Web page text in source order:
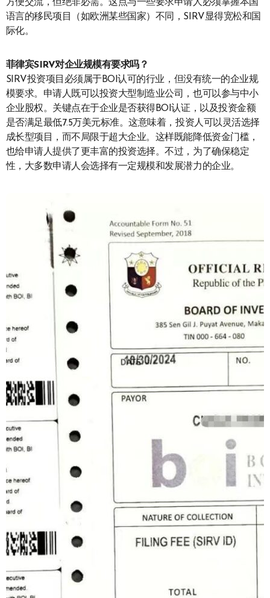
方便交流，但绝非必需。这点与一些要求申请人必须掌握本国
语言的移民项目（如欧洲某些国家）不同，SIRV显得宽松和国
际化。
菲律宾SIRV对企业规模有要求吗？
SIRV投资项目必须属于BOI认可的行业，但没有统一的企业规
模要求。申请人既可以投资大型制造业公司，也可以参与中小
企业股权。关键点在于企业是否获得BOI认证，以及投资金额
是否满足最低7.5万美元标准。这意味着，投资人可以灵活选择
成长型项目，而不局限于超大企业。这样既能降低资金门槛，
也给申请人提供了更丰富的投资选择。不过，为了确保稳定
性，大多数申请人会选择有一定规模和发展潜力的企业。